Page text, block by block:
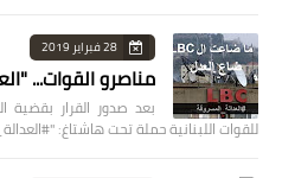
28 فبراير 2019
مناصرو القوات...
بعد صدور القرار
للقوات اللبنانية حملة تحت هاشتاغ: